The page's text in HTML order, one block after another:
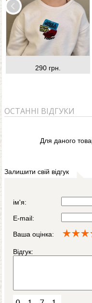
290 грн.
ОСТАННІ ВІДГУКИ
Для даного
Залишити свій відгук
ім'я:
E-mail:
Ваша оцінка:
Відгук: